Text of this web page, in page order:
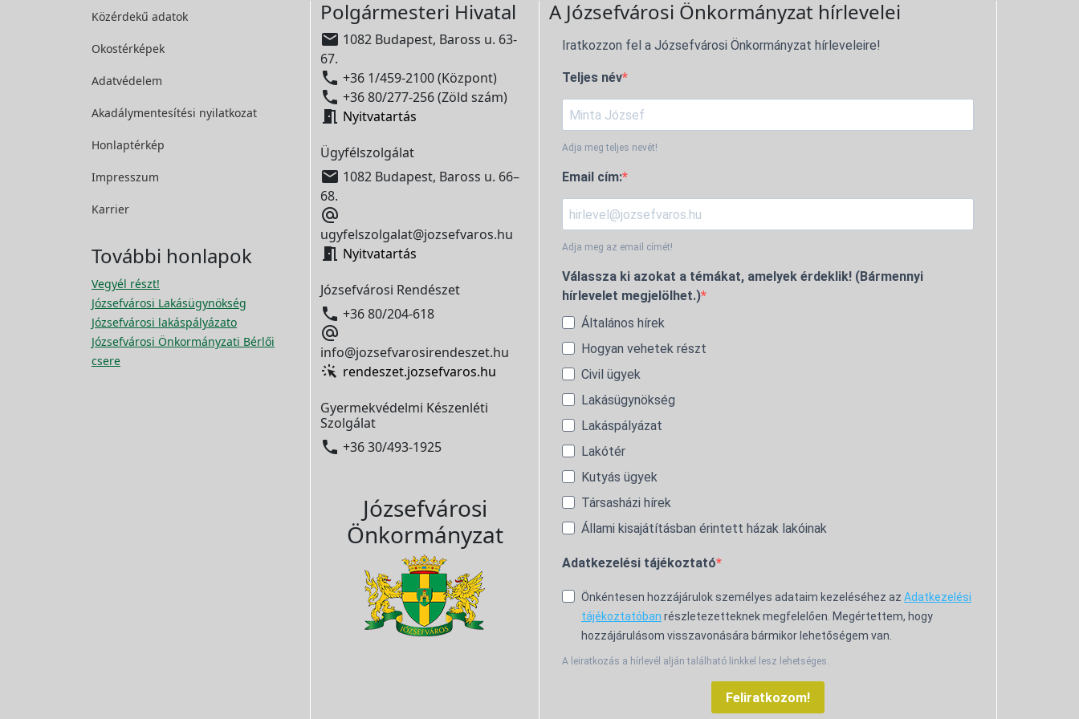
Közérdekű adatok
Okostérképek
Adatvédelem
Akadálymentesítési nyilatkozat
Honlaptérkép
Impresszum
Karrier
További honlapok
Vegyél részt!
Józsefvárosi Lakásügynökség
Józsefvárosi lakáspályázato
Józsefvárosi Önkormányzati Bérlői
csere
Polgármesteri Hivatal
 1082 Budapest, Baross u. 63-
67.
 +36 1/459-2100 (Központ)
 +36 80/277-256 (Zöld szám)
 Nyitvatartás
Ügyfélszolgálat
 1082 Budapest, Baross u. 66–
68.

ugyfelszolgalat@jozsefvaros.hu
 Nyitvatartás
Józsefvárosi Rendészet
 +36 80/204-618

info@jozsefvarosirendeszet.hu
rendeszet.jozsefvaros.hu
Gyermekvédelmi Készenléti
Szolgálat
 +36 30/493-1925
Józsefvárosi
Önkormányzat
A Józsefvárosi Önkormányzat hírlevelei
Iratkozzon fel a Józsefvárosi Önkormányzat hírleveleire!
Teljes név
Adja meg teljes nevét!
Email cím:
Adja meg az email címét!
Válassza ki azokat a témákat, amelyek érdeklik! (Bármennyi
hírlevelet megjelölhet.)
Általános hírek
Hogyan vehetek részt
Civil ügyek
Lakásügynökség
Lakáspályázat
Lakótér
Kutyás ügyek
Társasházi hírek
Állami kisajátításban érintett házak lakóinak
Adatkezelési tájékoztató
Önkéntesen hozzájárulok személyes adataim kezeléséhez az Adatkezelési
tájékoztatóban részletezetteknek megfelelően. Megértettem, hogy
hozzájárulásom visszavonására bármikor lehetőségem van.
A leiratkozás a hírlevél alján található linkkel lesz lehetséges.
Feliratkozom!